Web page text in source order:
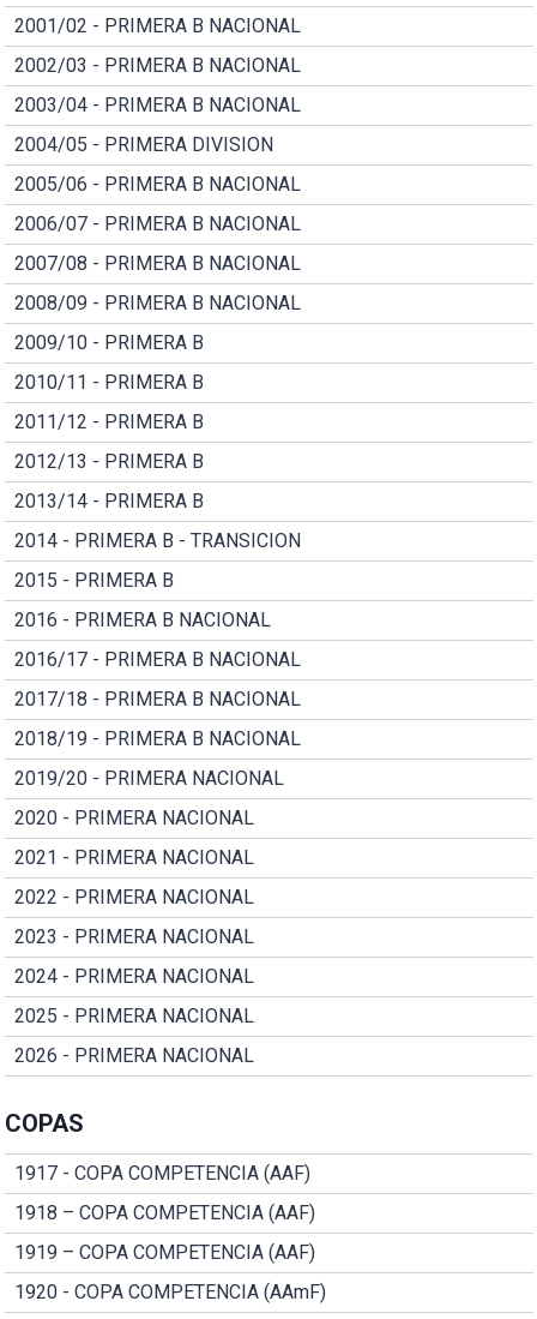
2001/02 - PRIMERA B NACIONAL
2002/03 - PRIMERA B NACIONAL
2003/04 - PRIMERA B NACIONAL
2004/05 - PRIMERA DIVISION
2005/06 - PRIMERA B NACIONAL
2006/07 - PRIMERA B NACIONAL
2007/08 - PRIMERA B NACIONAL
2008/09 - PRIMERA B NACIONAL
2009/10 - PRIMERA B
2010/11 - PRIMERA B
2011/12 - PRIMERA B
2012/13 - PRIMERA B
2013/14 - PRIMERA B
2014 - PRIMERA B - TRANSICION
2015 - PRIMERA B
2016 - PRIMERA B NACIONAL
2016/17 - PRIMERA B NACIONAL
2017/18 - PRIMERA B NACIONAL
2018/19 - PRIMERA B NACIONAL
2019/20 - PRIMERA NACIONAL
2020 - PRIMERA NACIONAL
2021 - PRIMERA NACIONAL
2022 - PRIMERA NACIONAL
2023 - PRIMERA NACIONAL
2024 - PRIMERA NACIONAL
2025 - PRIMERA NACIONAL
2026 - PRIMERA NACIONAL
COPAS
1917 - COPA COMPETENCIA (AAF)
1918 – COPA COMPETENCIA (AAF)
1919 – COPA COMPETENCIA (AAF)
1920 - COPA COMPETENCIA (AAmF)